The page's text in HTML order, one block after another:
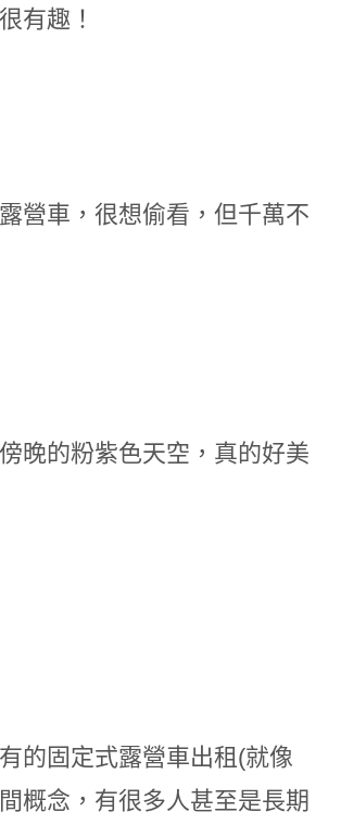
有趣！
營車，很想偷看，但千萬不
晚的粉紫色天空，真的好美
的固定式露營車出租(就像
概念，有很多人甚至是長期